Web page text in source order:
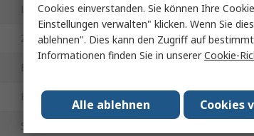
Länge
Zur Verwendung mit
Breite
Höhe
Serie
Cookies einverstanden. Sie können Ihre
Einstellungen verwalten" klicken. Wenn Sie
ablehnen". Dies kann den Zugriff auf
Informationen finden Sie in unsererCookie-
Cookies
Alle ablehnen